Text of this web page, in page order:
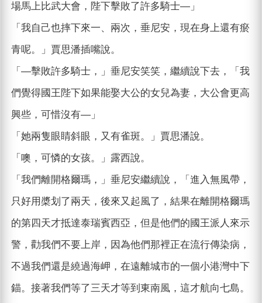
場馬上比武大會，陛下擊敗了許多騎士—」
「我自己也摔下來一、兩次，垂尼安，現在身上還有瘀
青呢。」賈思潘插嘴說。
「—擊敗許多騎士，」垂尼安笑笑，繼續說下去，「我
們覺得國王陛下如果能娶大公的女兒為妻，大公會更高
興些，可惜沒有—」
「她兩隻眼睛斜眼，又有雀斑。」賈思潘說。
「噢，可憐的女孩。」露西說。
「我們離開格爾瑪，」垂尼安繼續說，「進入無風帶，
只好用槳划了兩天，後來又起風了，結果在離開格爾瑪
的第四天才抵達泰瑞賓西亞，但是他們的國王派人來示
警，勸我們不要上岸，因為他們那裡正在流行傳染病，
不過我們還是繞過海岬，在遠離城市的一個小港灣中下
錨。接著我們等了三天才等到東南風，這才航向七島。